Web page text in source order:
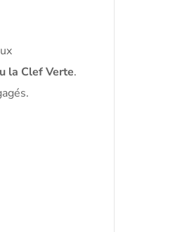
la Clef Verte.